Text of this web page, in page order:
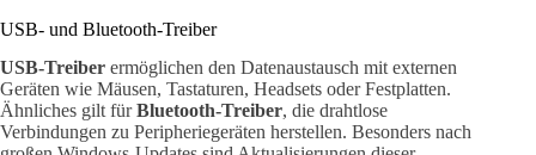
USB- und Bluetooth-Treiber
USB-Treiber ermöglichen den Datenaustausch mit externen
Geräten wie Mäusen, Tastaturen, Headsets oder Festplatten.
Ähnliches gilt fürBluetooth-Treiber, die drahtlose
Verbindungen zu Peripheriegeräten herstellen. Besonders nach